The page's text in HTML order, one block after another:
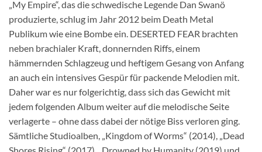
„My Empire“, das die schwedische Legende Dan Swanö
produzierte, schlug im Jahr 2012 beim Death Metal
Publikum wie eine Bombe ein. DESERTED FEAR brachten
neben brachialer Kraft, donnernden Riffs, einem
hämmernden Schlagzeug und heftigem Gesang von Anfang
an auch ein intensives Gespür für packende Melodien mit.
Daher war es nur folgerichtig, dass sich das Gewicht mit
jedem folgenden Album weiter auf die melodische Seite
verlagerte – ohne dass dabei der nötige Biss verloren ging.
Sämtliche Studioalben, „Kingdom of Worms“ (2014), „Dead